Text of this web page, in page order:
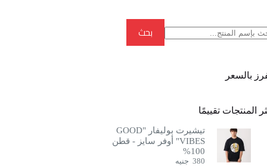
بحث
بالسعر
المنتجات تقييمًا
تيشيرت بوليفار "GOOD
VIBES" أوفر سايز - قطن
100%
380 جنيه